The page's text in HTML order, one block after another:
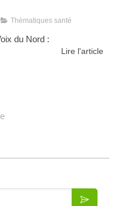
Thèmatiques santé
du Nord :
Lire l'article